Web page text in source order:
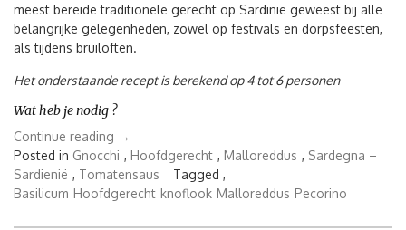
meest bereide traditionele gerecht op Sardinië geweest bij alle
belangrijke gelegenheden, zowel op festivals en dorpsfeesten,
als tijdens bruiloften.
Het onderstaande recept is berekend op 4 tot 6 personen
Wat heb je nodig ?
Continue reading “Pasta
met
Sardische
worst
→
Posted in Gnocchi , Hoofdgerecht , Malloreddus , Sardegna –
Sardienië , Tomatensaus
Tagged ,
Basilicum Hoofdgerecht knoflook Malloreddus Pecorino